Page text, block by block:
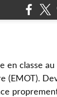
classe au
(EMOT).
proprement